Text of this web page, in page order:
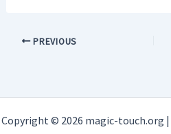
PREVIOUS
Copyright © 2026 magic-touch.org |